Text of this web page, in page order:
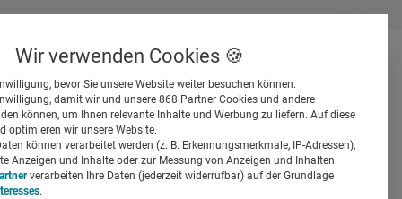
Wir verwenden Cookies 🍪
bevor Sie unsere Website weiter besuchen können.
damit wir und unsere 868 Partner Cookies und andere
können, um Ihnen relevante Inhalte und Werbung zu liefern. Auf diese
optimieren wir unsere Website.
können verarbeitet werden (z. B. Erkennungsmerkmale, IP-Adressen),
Anzeigen und Inhalte oder zur Messung von Anzeigen und Inhalten.
verarbeiten Ihre Daten (jederzeit widerrufbar) auf der Grundlage
.